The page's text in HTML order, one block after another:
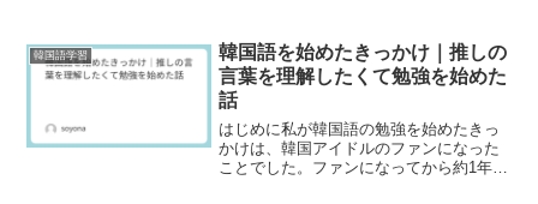
てしまい、しばらく学習から離れていた
時期があります。その後、少...
韓国語学習
韓国語を始めたきっかけ｜推しの
言葉を理解したくて勉強を始めた
話
はじめに私が韓国語の勉強を始めたきっ
かけは、韓国アイドルのファンになった
ことでした。ファンになってから約1年ほ